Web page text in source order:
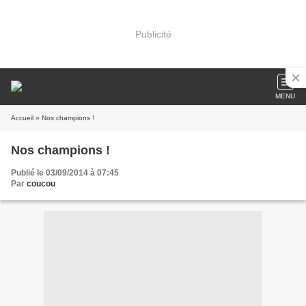
Publicité
MENU
Accueil » Nos champions !
Nos champions !
Publié le 03/09/2014 à 07:45
Par coucou